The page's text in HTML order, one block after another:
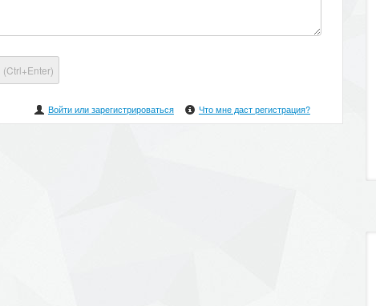
(Ctrl+Enter)
Войти или зарегистрироваться Что мне даст регистрация?